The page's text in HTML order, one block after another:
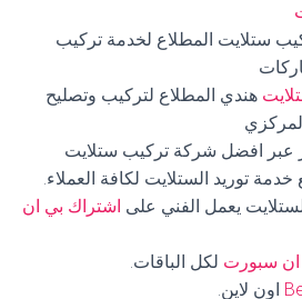
ستلايت المطلاع لخدمة تركيب
هندي المطلاع لتركيب وتصليح
عبر افضل شركة تركيب ستلايت
توريد الستلايت لكافة العملاء.
يعمل الفني على اشتراك بي ان
ان سبورت لكل الباقات.
اون لاين.